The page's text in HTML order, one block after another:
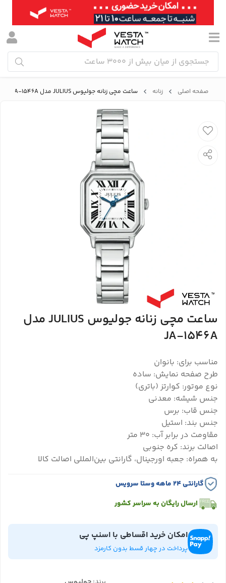
صفحه اصلی زنانه ساعت مچی زنانه جولیوس JULIUS مدل JA-1546A
ساعت مچی زنانه جولیوس JULIUS مدل
JA-1546A
مناسب برای: بانوان
طرح صفحه نمایش: ساده
نوع موتور: کوارتز (باتری)
جنس شیشه: معدنی
جنس قاب: برس
جنس بند: استیل
مقاومت در برابر آب: 30 متر
اصالت برند: کره جنوبی
به همراه: جعبه اورجینال، گارانتی بین‌المللی اصالت کالا
گارانتی ۲۴ ماهه وستا سرویس
ارسال رایگان به سراسر کشور
امکان خرید اقساطی با اسنپ پی
پرداخت در چهار قسط بدون کارمزد